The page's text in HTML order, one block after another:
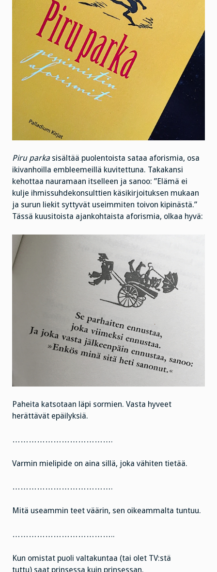
Piru parka sisältää puolentoista sataa aforismia, osa
ikivanhoilla embleemeillä kuvitettuna. Takakansi
kehottaa nauramaan itselleen ja sanoo: ”Elämä ei
kulje ihmissuhdekonsulttien käsikirjoituksen mukaan
ja surun liekit syttyvät useimmiten toivon kipinästä.”
Tässä kuusitoista ajankohtaista aforismia, olkaa hyvä:
Paheita katsotaan läpi sormien. Vasta hyveet
herättävät epäilyksiä.
……………………………….
Varmin mielipide on aina sillä, joka vähiten tietää.
……………………………….
Mitä useammin teet väärin, sen oikeammalta tuntuu.
………………………………..
Kun omistat puoli valtakuntaa (tai olet TV:stä
tuttu) saat prinsessa kuin prinsessan.